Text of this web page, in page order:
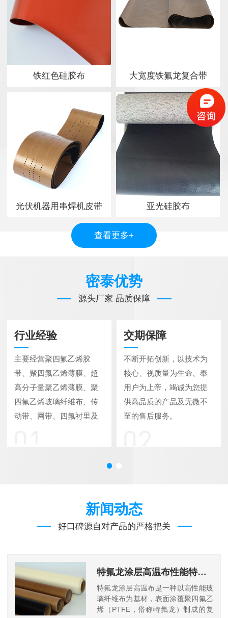
铁红色硅胶布 大宽度铁氟龙复合带
光伏机器用串焊机皮带 亚光硅胶布
查看更多+
密泰优势
源头厂家 品质保障
行业经验
主要经营聚四氟乙烯胶
带、聚四氟乙烯薄膜、超
高分子量聚乙烯薄膜、聚
四氟乙烯玻璃纤维布、传
动带、网带、四氟衬里及
交期保障
不断开拓创新，以技术为
核心、视质量为生命、奉
用户为上帝，竭诚为您提
供高品质的产品及无微不
至的售后服务。
新闻动态
好口碑源自对产品的严格把关
特氟龙涂层高温布性能特点及应用优势
特氟龙涂层高温布是一种以高性能玻
璃纤维布为基材，表面涂覆聚四氟乙
烯（PTFE，俗称特氟龙）制成的复